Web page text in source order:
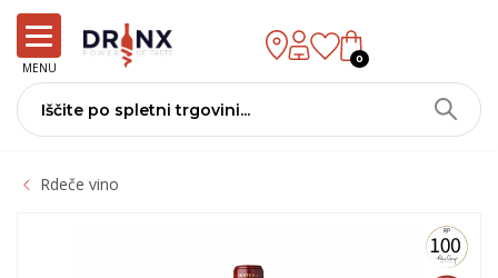
MENU
0
Rdeče vino